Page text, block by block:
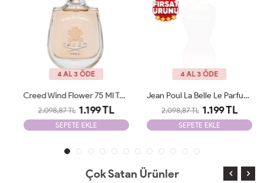
4 AL 3 ÖDE
Creed Wind Flower 75 Ml Tester
2.098,87 TL 1.199 TL
SEPETE EKLE
4 AL 3 ÖDE
Jean Poul La Belle Le Parfum Edp 100 ML Woman Tester
2.098,87 TL 1.199 TL
SEPETE EKLE
Çok Satan Ürünler